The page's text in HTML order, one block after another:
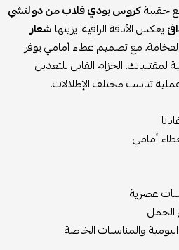
حقيبةكروس بودي فلاب من دولتشي
يعكس الأناقة الراقية. يزينها شعار
مع تصميم غطاء أمامي يوفر
الحزام القابل للتعديل
تناسب مختلف الإطلالات.
أمامي
عصرية
الحمل
والمناسبات الخاصة